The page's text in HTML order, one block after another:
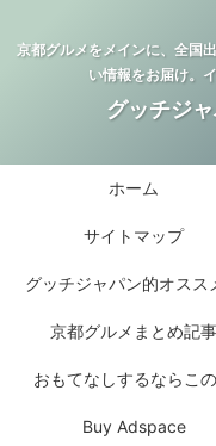
京都グルメをメインに、全国
い情報をお届け。
グッチジ
ホーム
サイトマップ
グッチジャパン的オスス
京都グルメまとめ記事
おもてなしするならこ
Buy Adspace